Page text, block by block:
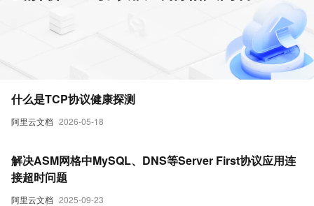
阿里云文档 2026-05-18
什么是TCP协议健康探测
阿里云文档 2025-09-23
解决ASM网格中MySQL、DNS等Server First协议应用连
接超时问题